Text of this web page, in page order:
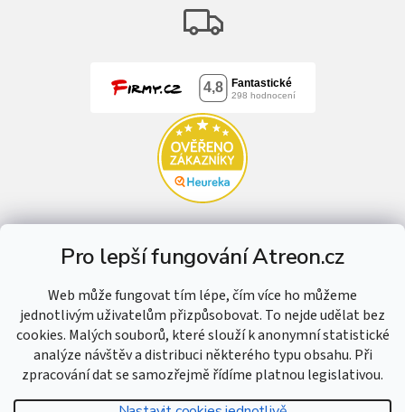
Pro lepší fungování Atreon.cz
Web může fungovat tím lépe, čím více ho můžeme
jednotlivým uživatelům přizpůsobovat. To nejde udělat bez
cookies. Malých souborů, které slouží k anonymní statistické
analýze návštěv a distribuci některého typu obsahu. Při
zpracování dat se samozřejmě řídíme platnou legislativou.